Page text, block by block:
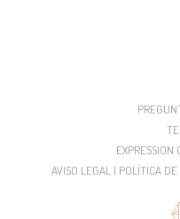
AVISO LEGAL | POLÍTICA